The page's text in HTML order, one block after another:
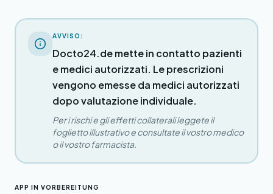
AVVISO:
Docto24.de mette in contatto pazienti
e medici autorizzati. Le prescrizioni
vengono emesse da medici autorizzati
dopo valutazione individuale.
Per i rischi e gli effetti collaterali leggete il
foglietto illustrativo e consultate il vostro medico
o il vostro farmacista.
APP IN VORBEREITUNG